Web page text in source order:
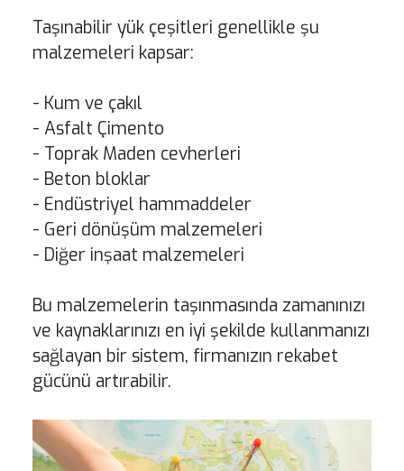
Taşınabilir yük çeşitleri genellikle şu
malzemeleri kapsar:
- Kum ve çakıl
- Asfalt Çimento
- Toprak Maden cevherleri
- Beton bloklar
- Endüstriyel hammaddeler
- Geri dönüşüm malzemeleri
- Diğer inşaat malzemeleri
Bu malzemelerin taşınmasında zamanınızı
ve kaynaklarınızı en iyi şekilde kullanmanızı
sağlayan bir sistem, firmanızın rekabet
gücünü artırabilir.